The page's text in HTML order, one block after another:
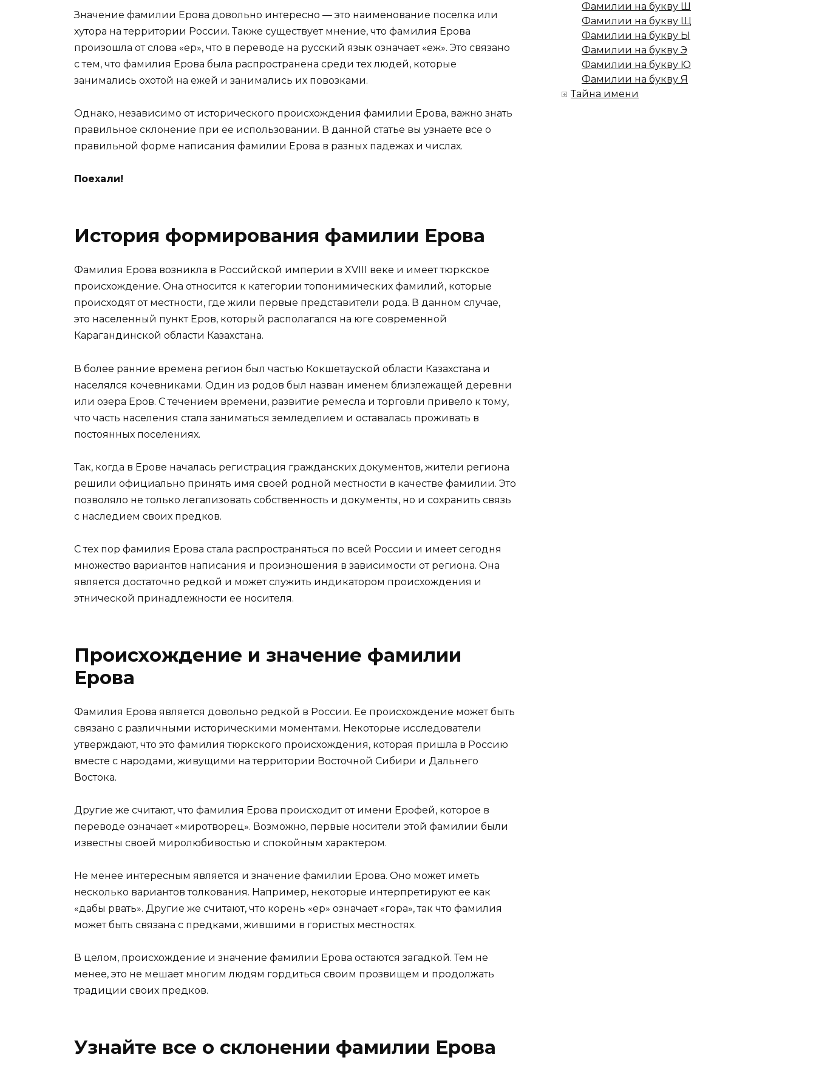
Значение фамилии Ерова довольно интересно — это наименование поселка или
хутора на территории России. Также существует мнение, что фамилия Ерова
произошла от слова «ер», что в переводе на русский язык означает «еж». Это связано
с тем, что фамилия Ерова была распространена среди тех людей, которые
занимались охотой на ежей и занимались их повозками.
Однако, независимо от исторического происхождения фамилии Ерова, важно знать
правильное склонение при ее использовании. В данной статье вы узнаете все о
правильной форме написания фамилии Ерова в разных падежах и числах.
Поехали!
История формирования фамилии Ерова
Фамилия Ерова возникла в Российской империи в XVIII веке и имеет тюркское
происхождение. Она относится к категории топонимических фамилий, которые
происходят от местности, где жили первые представители рода. В данном случае,
это населенный пункт Еров, который располагался на юге современной
Карагандинской области Казахстана.
В более ранние времена регион был частью Кокшетауской области Казахстана и
населялся кочевниками. Один из родов был назван именем близлежащей деревни
или озера Еров. С течением времени, развитие ремесла и торговли привело к тому,
что часть населения стала заниматься земледелием и оставалась проживать в
постоянных поселениях.
Так, когда в Ерове началась регистрация гражданских документов, жители региона
решили официально принять имя своей родной местности в качестве фамилии. Это
позволяло не только легализовать собственность и документы, но и сохранить связь
с наследием своих предков.
С тех пор фамилия Ерова стала распространяться по всей России и имеет сегодня
множество вариантов написания и произношения в зависимости от региона. Она
является достаточно редкой и может служить индикатором происхождения и
этнической принадлежности ее носителя.
Происхождение и значение фамилии
Ерова
Фамилия Ерова является довольно редкой в России. Ее происхождение может быть
связано с различными историческими моментами. Некоторые исследователи
утверждают, что это фамилия тюркского происхождения, которая пришла в Россию
вместе с народами, живущими на территории Восточной Сибири и Дальнего
Востока.
Другие же считают, что фамилия Ерова происходит от имени Ерофей, которое в
переводе означает «миротворец». Возможно, первые носители этой фамилии были
известны своей миролюбивостью и спокойным характером.
Не менее интересным является и значение фамилии Ерова. Оно может иметь
несколько вариантов толкования. Например, некоторые интерпретируют ее как
«дабы рвать». Другие же считают, что корень «ер» означает «гора», так что фамилия
может быть связана с предками, жившими в гористых местностях.
В целом, происхождение и значение фамилии Ерова остаются загадкой. Тем не
менее, это не мешает многим людям гордиться своим прозвищем и продолжать
традиции своих предков.
Узнайте все о склонении фамилии Ерова
Фамилии на букву Ш
Фамилии на букву Щ
Фамилии на букву Ы
Фамилии на букву Э
Фамилии на букву Ю
Фамилии на букву Я
Тайна имени